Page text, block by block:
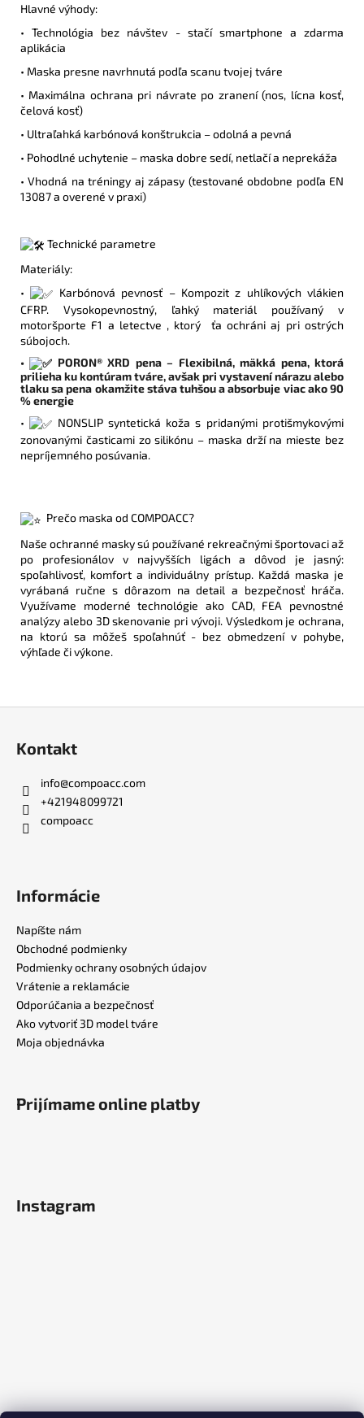
Hlavné výhody:
• Technológia bez návštev - stačí smartphone a zdarma
aplikácia
• Maska presne navrhnutá podľa scanu tvojej tváre
• Maximálna ochrana pri návrate po zranení (nos, lícna kosť,
čelová kosť)
• Ultraľahká karbónová konštrukcia – odolná a pevná
• Pohodlné uchytenie – maska dobre sedí, netlačí a neprekáža
• Vhodná na tréningy aj zápasy (testované obdobne podľa EN
13087a overené v praxi)
Technické parametre
Materiály:
•
Karbónová pevnosť – Kompozit z uhlíkových vlákien
CFRP. Vysokopevnostný, ľahký materiál používaný v
motoršporte F1 a letectve , ktorý ťa ochráni aj pri ostrých
súbojoch.
•
PORON® XRD pena – Flexibilná, mäkká pena, ktorá
prilieha ku kontúram tváre, avšak pri vystavení nárazu alebo
tlaku sa pena okamžite stáva tuhšou a absorbuje viac ako 90
% energie
•
NONSLIP syntetická koža s pridanými protišmykovými
zonovanými časticami zo silikónu – maska drží na mieste bez
nepríjemného posúvania.
Prečo maska od COMPOACC?
Naše ochranné masky sú používané rekreačnými športovaci až
po profesionálov v najvyšších ligách a dôvod je jasný:
spoľahlivosť, komfort a individuálny prístup. Každá maska je
vyrábaná ručne s dôrazom na detail a bezpečnosť hráča.
Využívame moderné technológie ako CAD, FEA pevnostné
analýzy alebo 3D skenovanie pri vývoji. Výsledkom je ochrana,
na ktorú sa môžeš spoľahnúť - bez obmedzení v pohybe,
výhľade či výkone.
Kontakt
info@compoacc.com
+421948099721
compoacc
Informácie
Napíšte nám
Obchodné podmienky
Podmienky ochrany osobných údajov
Vrátenie a reklamácie
Odporúčania a bezpečnosť
Ako vytvoriť 3D model tváre
Moja objednávka
Prijímame online platby
Instagram